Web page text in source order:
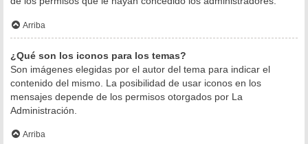
Arriba
¿Qué son los iconos para los temas?
Son imágenes elegidas por el autor del tema para indicar el
contenido del mismo. La posibilidad de usar iconos en los
mensajes depende de los permisos otorgados por La
Administración.
Arriba